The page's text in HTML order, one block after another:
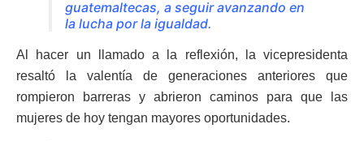
guatemaltecas, a seguir avanzando en
la lucha por la igualdad.
Al hacer un llamado a la reflexión, la vicepresidenta
resaltó la valentía de generaciones anteriores que
rompieron barreras y abrieron caminos para que las
mujeres de hoy tengan mayores oportunidades.